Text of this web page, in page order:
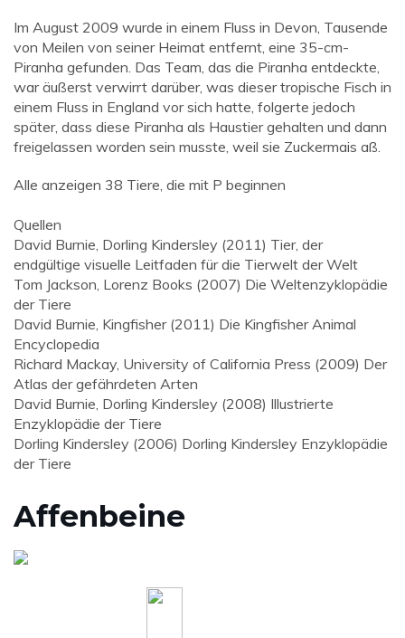
Im August 2009 wurde in einem Fluss in Devon, Tausende
von Meilen von seiner Heimat entfernt, eine 35-cm-
Piranha gefunden. Das Team, das die Piranha entdeckte,
war äußerst verwirrt darüber, was dieser tropische Fisch in
einem Fluss in England vor sich hatte, folgerte jedoch
später, dass diese Piranha als Haustier gehalten und dann
freigelassen worden sein musste, weil sie Zuckermais aß.
Alle anzeigen 38 Tiere, die mit P beginnen
Quellen
David Burnie, Dorling Kindersley (2011) Tier, der
endgültige visuelle Leitfaden für die Tierwelt der Welt
Tom Jackson, Lorenz Books (2007) Die Weltenzyklopädie
der Tiere
David Burnie, Kingfisher (2011) Die Kingfisher Animal
Encyclopedia
Richard Mackay, University of California Press (2009) Der
Atlas der gefährdeten Arten
David Burnie, Dorling Kindersley (2008) Illustrierte
Enzyklopädie der Tiere
Dorling Kindersley (2006) Dorling Kindersley Enzyklopädie
der Tiere
Affenbeine